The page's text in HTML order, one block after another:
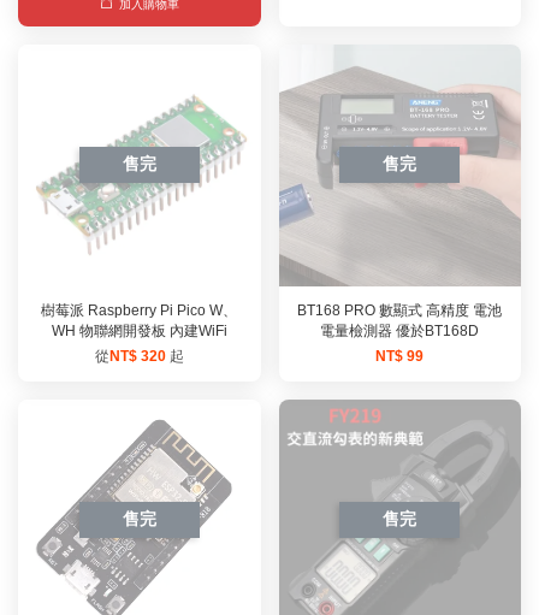
加入購物車
售完
樹莓派 Raspberry Pi Pico W、
WH 物聯網開發板 內建WiFi
從NT$ 320 起
售完
BT168 PRO 數顯式 高精度 電池
電量檢測器 優於BT168D
NT$ 99
售完 售完